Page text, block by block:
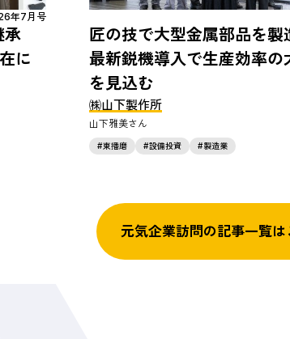
年7月号
承
に
匠の技で大型金属部品を製
最新鋭機導入で生産効率の
を見込む
㈱山下製作所
山下雅美
東播磨 設備投資 製造業
元気企業訪問の記事一覧は